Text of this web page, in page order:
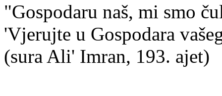
"Gospodaru naš, mi smo
'Vjerujte u Gospodara
(sura Ali' Imran, 193. ajet)